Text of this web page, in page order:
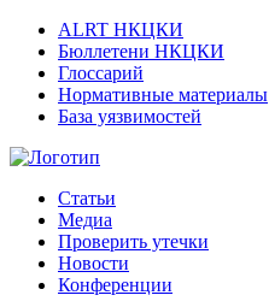
ALRT НКЦКИ
Бюллетени НКЦКИ
Глоссарий
Нормативные материалы
База уязвимостей
Статьи
Медиа
Проверить утечки
Новости
Конференции